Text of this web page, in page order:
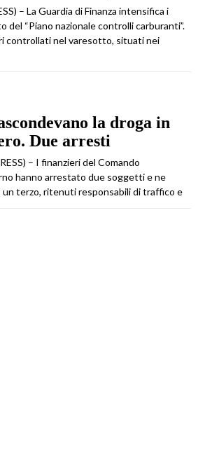
– La Guardia di Finanza intensifica i
del “Piano nazionale controlli carburanti”.
controllati nel varesotto, situati nei
la droga in
Due arresti
– I finanzieri del Comando
hanno arrestato due soggetti e ne
terzo, ritenuti responsabili di traffico e